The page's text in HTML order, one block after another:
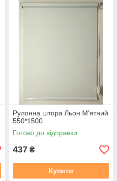
Рулонна штора Льон М'ятний
550*1500
Готово до відправки
437 ₴
Купити